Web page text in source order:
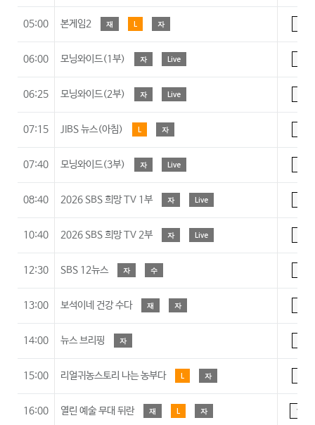
05:00 본게임2 재 L 자
06:00 모닝와이드(1부) 자 Live
06:25 모닝와이드(2부) 자 Live
07:15 JIBS 뉴스(아침) L 자
07:40 모닝와이드(3부) 자 Live
08:40 2026 SBS 희망 TV 1부 자 Live
10:40 2026 SBS 희망 TV 2부 자 Live
12:30 SBS 12뉴스 자 수
13:00 보석이네 건강 수다 재 자
14:00 뉴스 브리핑 자
15:00 리얼귀농스토리 나는 농부다 L 자
16:00 열린 예술 무대 뒤란 재 L 자 15